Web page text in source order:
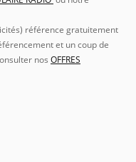
référence gratuitement
et un coup de
nos OFFRES